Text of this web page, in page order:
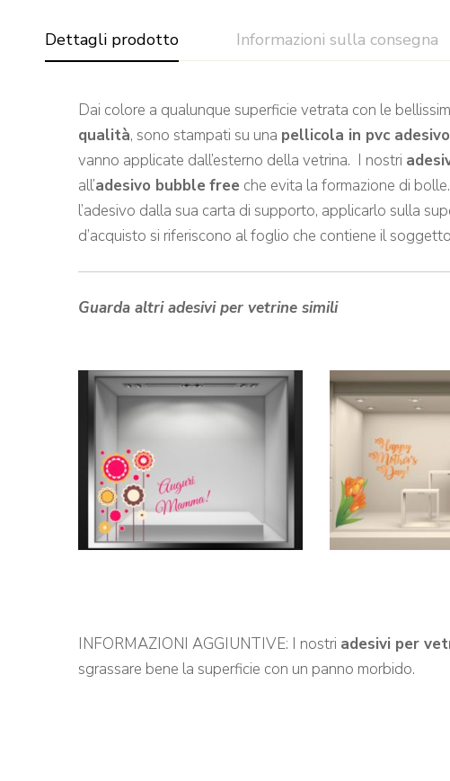
Dettagli prodotto Informazioni sulla consegna
Dai colore a qualunque superficie vetrata con le
qualità, sono stampati su una pellicola in pvc adesivo
vanno applicate dall’esterno della vetrina. I nostri
all’adesivo bubble free che evita la formazione di
l’adesivo dalla sua carta di supporto, applicarlo sulla
d’acquisto si riferiscono al foglio che contiene il
Guarda altri adesivi per vetrine simili
INFORMAZIONI AGGIUNTIVE: I nostri adesivi per
sgrassare bene la superficie con un panno morbido.